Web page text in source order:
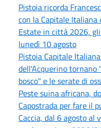
Pistoia ricorda
con la Capitale
Estate in città 2026,
lunedì 10 agosto
Pistoia Capitale
dell'Acquerino tornano
bosco" e le serate di
Peste suina africana,
Capostrada per fare il
Caccia, dal 6 agosto